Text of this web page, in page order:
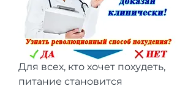
Для всех, кто хочет похудеть,
питание становится